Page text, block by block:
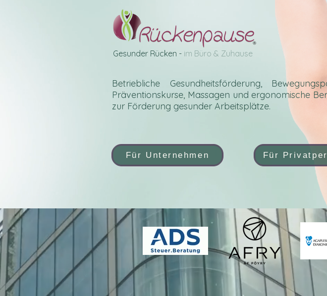
Gesunder Rücken - im Büro & Zuhause
Betriebliche Gesundheitsförderung,
Präventionskurse, Massagen und ergonomische
zur Förderung gesunder Arbeitsplätze.
Für Unternehmen Für